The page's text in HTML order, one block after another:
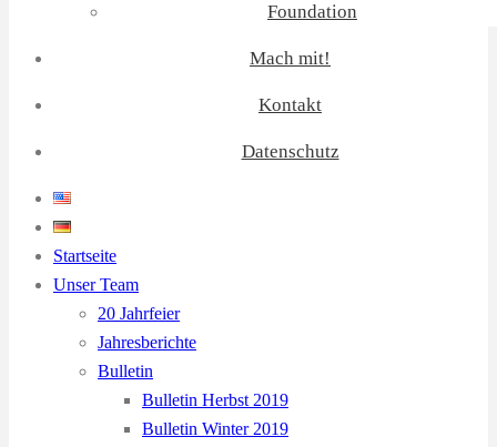
Foundation
Mach mit!
Kontakt
Datenschutz
Startseite
Unser Team
20 Jahrfeier
Jahresberichte
Bulletin
Bulletin Herbst 2019
Bulletin Winter 2019